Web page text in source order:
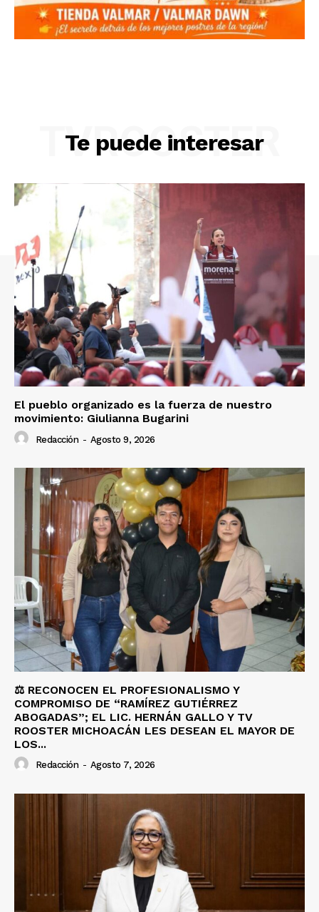
Te puede interesar
TVROOSTER
El pueblo organizado es la fuerza de nuestro
movimiento: Giulianna Bugarini
Redacción - Agosto 9, 2026
⚖️ RECONOCEN EL PROFESIONALISMO Y
COMPROMISO DE “RAMÍREZ GUTIÉRREZ
ABOGADAS”; EL LIC. HERNÁN GALLO Y TV
ROOSTER MICHOACÁN LES DESEAN EL MAYOR DE
LOS...
Redacción - Agosto 7, 2026